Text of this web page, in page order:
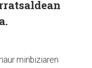
minbiziaren